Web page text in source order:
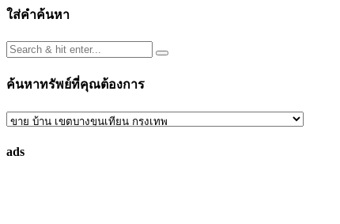
ใส่คำค้นหา
ค้นหาทรัพย์ที่คุณต้องการ
ค้นหา
ที่
ads